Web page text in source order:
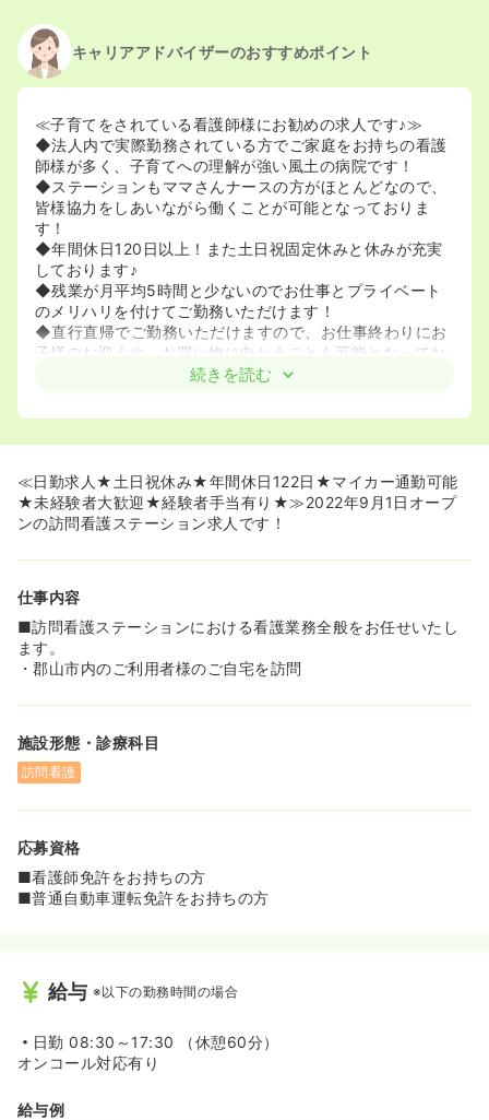
キャリアアドバイザーのおすすめポイント
≪子育てをされている看護師様にお勧めの求人です♪≫
◆法人内で実際勤務されている方でご家庭をお持ちの看護
師様が多く、子育てへの理解が強い風土の病院です！
◆ステーションもママさんナースの方がほとんどなので、
皆様協力をしあいながら働くことが可能となっておりま
す！
◆年間休日120日以上！また土日祝固定休みと休みが充実
しております♪
◆残業が月平均5時間と少ないのでお仕事とプライベート
のメリハリを付けてご勤務いただけます！
◆直行直帰でご勤務いただけますので、お仕事終わりにお
子様のお迎えや、お買い物に向かうことも可能となってお
《訪問看護初心者やブランクのある看護師様も大歓迎です
ご希望いただけます。ご勤務を開始後もしっかりと経験者
がつき就労環境踏まえサポートをして頂けます！
◆利用者様は小児から高齢者まで幅広い年代の方々に利用
ンとなっております！
共に経験を積んでいける環境がございます！
続きを読む
≪日勤求人★土日祝休み★年間休日122日★マイカー通勤可能
★未経験者大歓迎★経験者手当有り★≫2022年9月1日オープ
ンの訪問看護ステーション求人です！
仕事内容
■訪問看護ステーションにおける看護業務全般をお任せいたし
ます。
・郡山市内のご利用者様のご自宅を訪問
施設形態・診療科目
訪問看護
応募資格
■看護師免許をお持ちの方
■普通自動車運転免許をお持ちの方
給与 ※以下の勤務時間の場合
日勤 08:30～17:30 （休憩60分）
オンコール対応有り
給与例